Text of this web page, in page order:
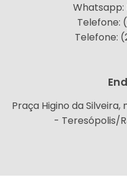
Whatsapp:
Telefone:
Telefone:
Praça Higino da Silveira,
- Teresópolis/